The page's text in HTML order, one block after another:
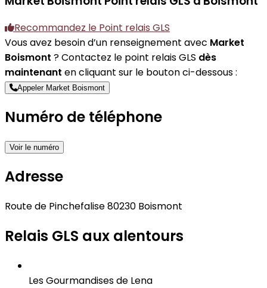
Recommandez le Point relais GLS
Vous avez besoin d’un renseignement avec Market
Boismont ? Contactez le point relais GLS dès
maintenant en cliquant sur le bouton ci-dessous :
Appeler Market Boismont
Numéro de téléphone
Voir le numéro
Adresse
Route de Pinchefalise 80230 Boismont
Relais GLS aux alentours
Les Gourmandises de Lena